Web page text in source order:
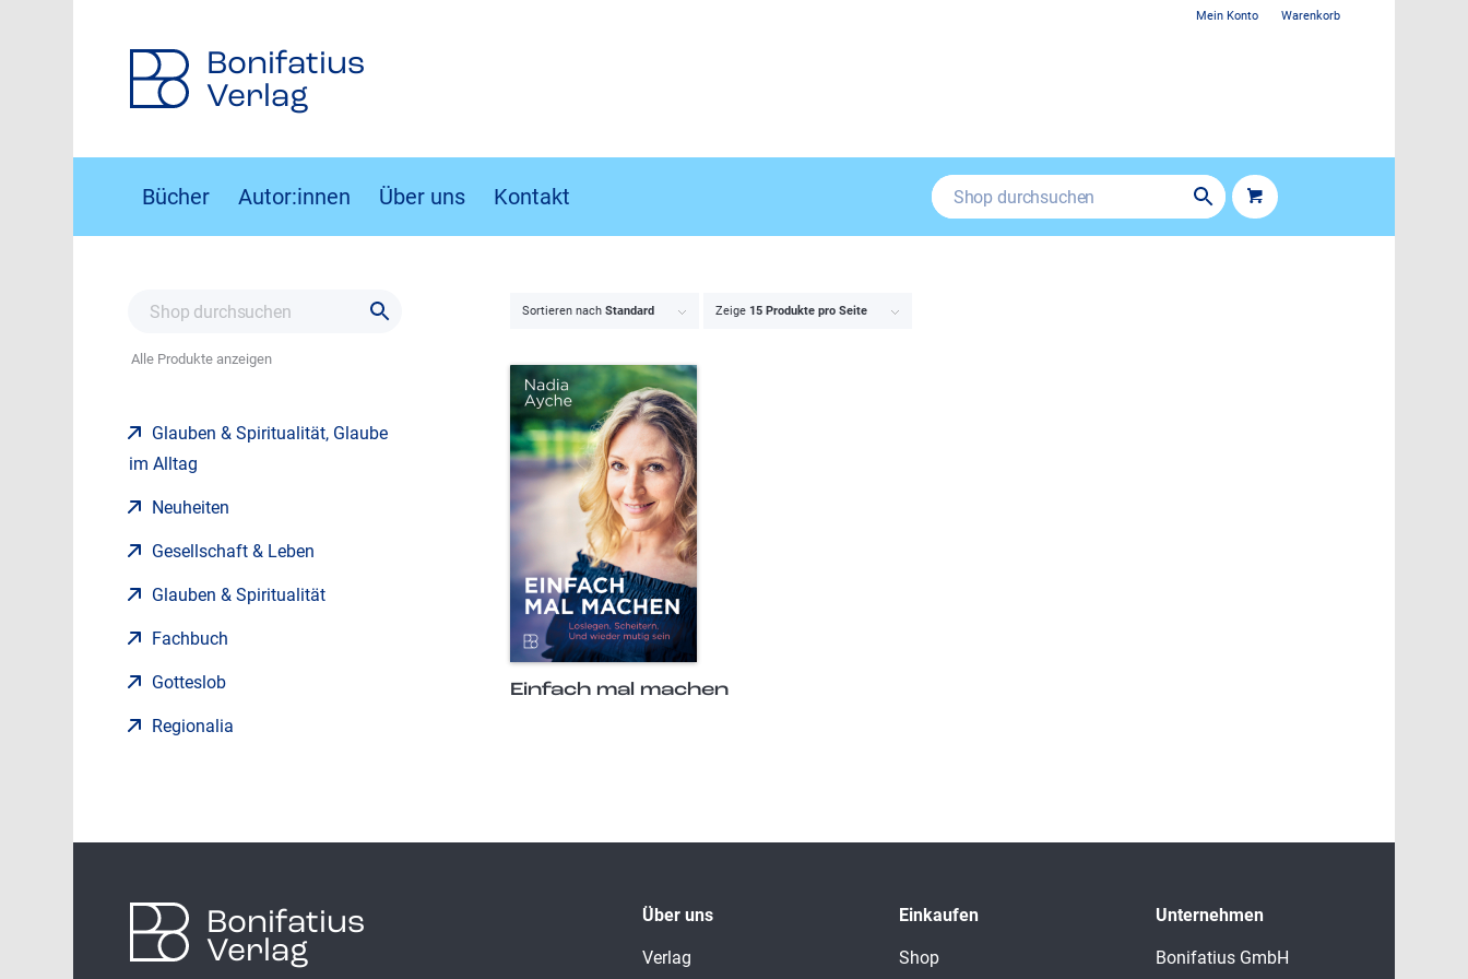
Mein Konto Warenkorb
Bonifatius
Verlag
Bücher Autor:innen Über uns Kontakt
Sortieren nach Standard Zeige 15 Produkte pro Seite
Einfach mal machen
Alle Produkte anzeigen
Glauben & Spiritualität, Glaube
im Alltag
Neuheiten
Gesellschaft & Leben
Glauben & Spiritualität
Fachbuch
Gotteslob
Regionalia
Bonifatius
Verlag
Über uns
Verlag
Einkaufen
Shop
Unternehmen
Bonifatius GmbH